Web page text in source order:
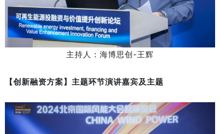
主持人：海博思创-王辉
【创新融资方案】主题环节演讲嘉宾及主题